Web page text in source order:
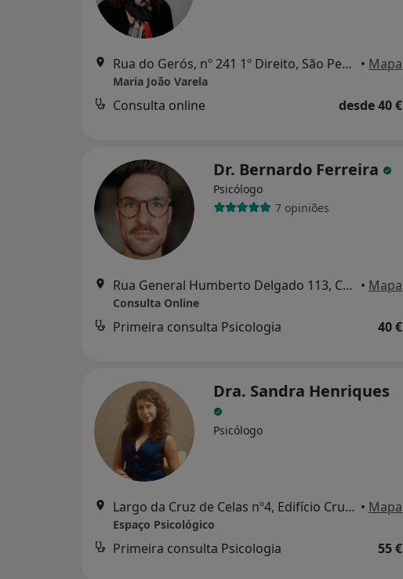
Rua do Gerós, nº 241 1º Direito, São Pedro do Sul, Coimbra • Mapa
Maria João Varela
Consulta online desde 40 €
Dr. Bernardo Ferreira
Psicólogo
7 opiniões
Rua General Humberto Delgado 113, Coimbra • Mapa
Consulta Online
Primeira consulta Psicologia 40 €
Dra. Sandra Henriques
Psicólogo
Largo da Cruz de Celas nº4, Edifício Cruzeiro, 1º andar, salas 5 e 6, Coimbra • Mapa
Espaço Psicológico
Primeira consulta Psicologia 55 €